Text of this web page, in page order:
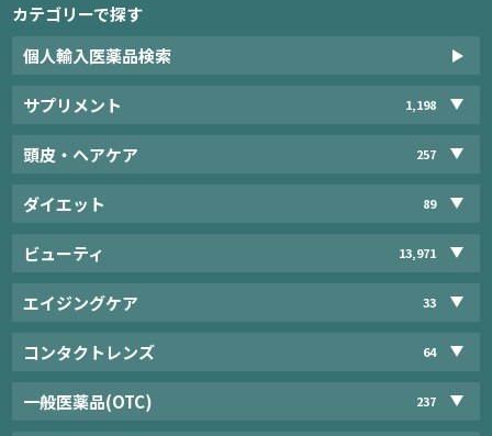
カテゴリーで探す
個人輸入医薬品検索
サプリメント 1,198
頭皮・ヘアケア 257
ダイエット 89
ビューティ 13,971
エイジングケア 33
コンタクトレンズ 64
一般医薬品(OTC) 237